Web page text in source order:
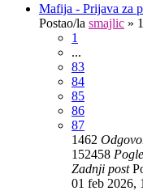
Mafija - Prijava za
Postao/la smajlic »
1
...
83
84
85
86
87
1462
152458
Zadnji post
01 feb 2026,